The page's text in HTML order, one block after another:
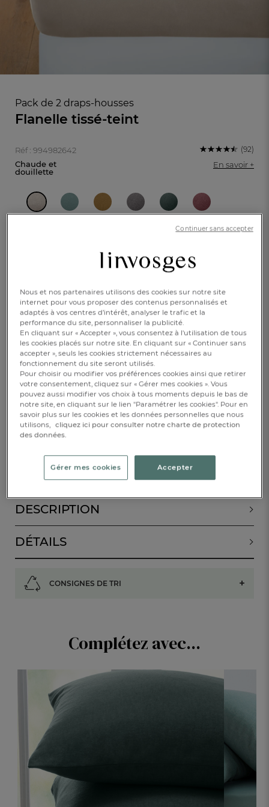
FR DE
AT
Pack de 2 draps-housses
Flanelle tissé-teint
Réf : 994982642
Chaude et
douillette
(92)
En savoir +
90x190cm 140x190cm 160x200cm
180x200cm 200x200cm
Disponible
78,00 €
1
RÉSERVER EN BOUTIQUE
DESCRIPTION
DÉTAILS
CONSIGNES DE TRI
Complétez avec...
Nous et nos partenaires utilisons des cookies sur notre site
internet pour vous proposer des contenus personnalisés et
adaptés à vos centres d’intérêt, analyser le trafic et la
performance du site, personnaliser la publicité.
En cliquant sur « Accepter », vous consentez à l'utilisation de tous
les cookies placés sur notre site. En cliquant sur « Continuer sans
accepter », seuls les cookies strictement nécessaires au
fonctionnement du site seront utilisés.
Pour choisir ou modifier vos préférences cookies ainsi que retirer
votre consentement, cliquez sur « Gérer mes cookies ». Vous
pouvez aussi modifier vos choix à tous moments depuis le bas de
notre site, en cliquant sur le lien "Paramétrer les cookies". Pour en
savoir plus sur les cookies et les données personnelles que nous
utilisons, cliquez ici pour consulter notre charte de protection
des données.
Gérer mes cookies Accepter
Continuer sans accepter